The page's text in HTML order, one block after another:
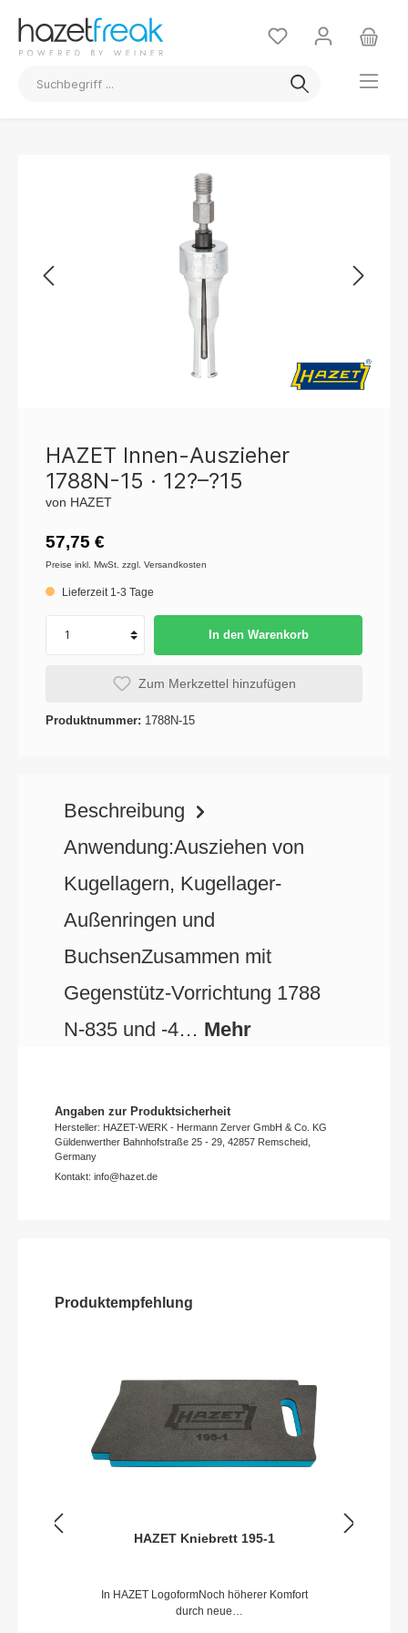
HAZET Innen-Auszieher
1788N-15 · 12?–?15
von HAZET
57,75 €
Preise inkl. MwSt. zzgl. Versandkosten
Lieferzeit 1-3 Tage
In den Warenkorb
Zum Merkzettel hinzufügen
Produktnummer: 1788N-15
Beschreibung
Anwendung:Ausziehen von
Kugellagern, Kugellager-
Außenringen und
BuchsenZusammen mit
Gegenstütz-Vorrichtung 1788
N-835 und -4… Mehr
Angaben zur Produktsicherheit
Hersteller: HAZET-WERK - Hermann Zerver GmbH & Co. KG
Güldenwerther Bahnhofstraße 25 - 29, 42857 Remscheid,
Germany
Kontakt: info@hazet.de
Produktempfehlung
HAZET Kniebrett 195-1
In HAZET LogoformNoch höherer Komfort
durch neue